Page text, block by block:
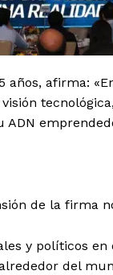
afirma:
de la firma
y políticos
del